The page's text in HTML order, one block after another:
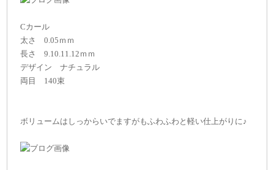
Cカール
太さ 0.05ｍｍ
長さ 9.10.11.12ｍｍ
デザイン ナチュラル
両目 140束
ボリュームはしっからいでますがもふわふわと軽い仕上がりに♪